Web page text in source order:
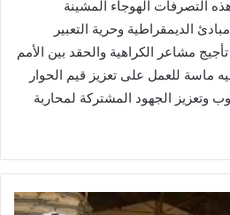
التصرفات الهوجاء المشينة
الديمقراطية وحرية التعبير
مشاعر الكراهية والحقد بين الأمم
ماسة للعمل على تعزيز قيم الحوار
وتعزيز الجهود المشتركة لمحاربة